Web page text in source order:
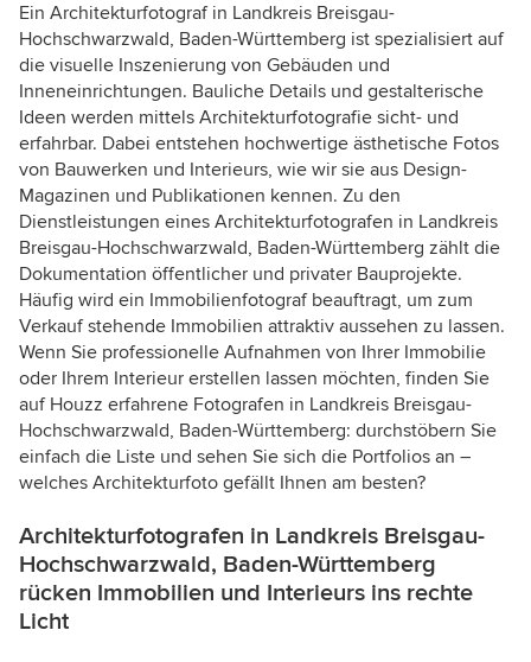
Ein Architekturfotograf in Landkreis Breisgau-
Hochschwarzwald, Baden-Württemberg ist spezialisiert auf
die visuelle Inszenierung von Gebäuden und
Inneneinrichtungen. Bauliche Details und gestalterische
Ideen werden mittels Architekturfotografie sicht- und
erfahrbar. Dabei entstehen hochwertige ästhetische Fotos
von Bauwerken und Interieurs, wie wir sie aus Design-
Magazinen und Publikationen kennen. Zu den
Dienstleistungen eines Architekturfotografen in Landkreis
Breisgau-Hochschwarzwald, Baden-Württemberg zählt die
Dokumentation öffentlicher und privater Bauprojekte.
Häufig wird ein Immobilienfotograf beauftragt, um zum
Verkauf stehende Immobilien attraktiv aussehen zu lassen.
Wenn Sie professionelle Aufnahmen von Ihrer Immobilie
oder Ihrem Interieur erstellen lassen möchten, finden Sie
auf Houzz erfahrene Fotografen in Landkreis Breisgau-
Hochschwarzwald, Baden-Württemberg: durchstöbern Sie
einfach die Liste und sehen Sie sich die Portfolios an –
welches Architekturfoto gefällt Ihnen am besten?
Architekturfotografen in Landkreis Breisgau-
Hochschwarzwald, Baden-Württemberg
rücken Immobilien und Interieurs ins rechte
Licht